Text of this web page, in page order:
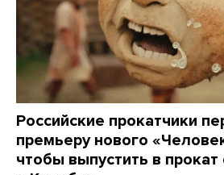
Российские прокатчики
премьеру нового
чтобы выпустить в